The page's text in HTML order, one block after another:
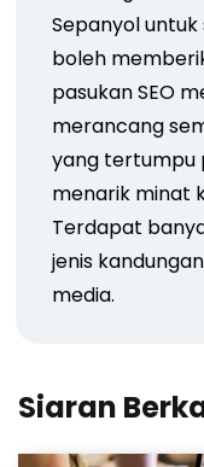
Sepanyol
boleh
pasukan SEO
merancang
yang tertumpu
menarik minat
Terdapat
jenis
media.
Siaran